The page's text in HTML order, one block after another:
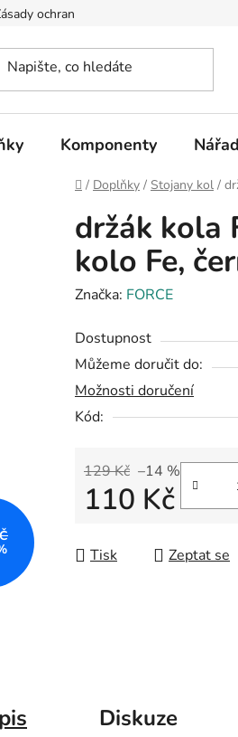
ochrany osobních údajů
Komponenty
Domů
/ Doplňky / Stojany kol /
držák kola
kolo Fe,
Značka: FORCE
Dostupnost
Můžeme doručit do:
Možnosti doručení
Kód:
129 Kč –14 %
110 Kč
Tisk Zeptat se
Diskuze